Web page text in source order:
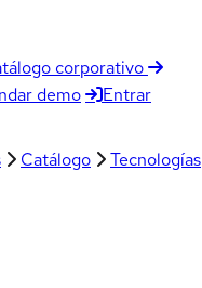
corporativo
demo Entrar
Catálogo Tecnologías